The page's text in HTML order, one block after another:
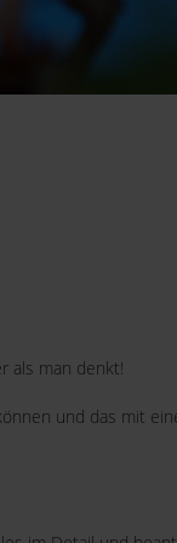
als man denkt!
und das mit